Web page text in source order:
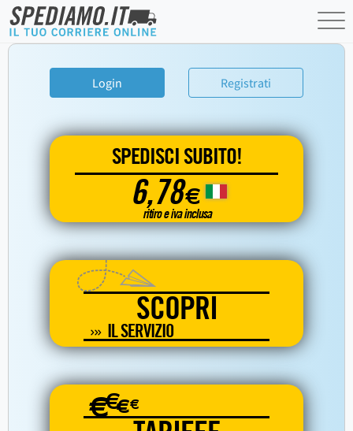
Login Registrati
SPEDISCI SUBITO!
6,78€
ritiro e iva inclusa
SCOPRI
IL SERVIZIO
€€€€